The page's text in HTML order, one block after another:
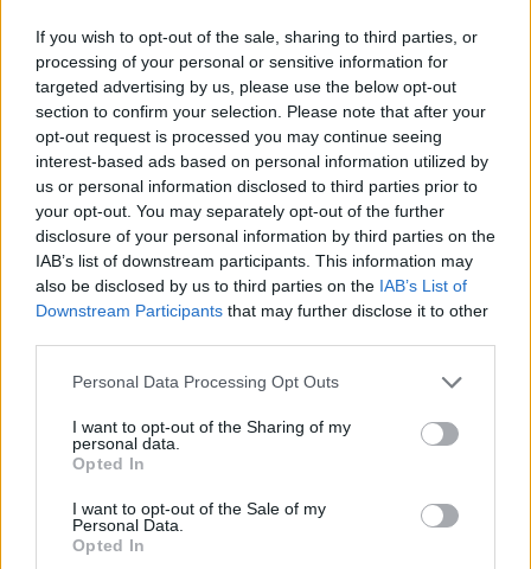
If you wish to opt-out of the sale, sharing to third parties, or
processing of your personal or sensitive information for
targeted advertising by us, please use the below opt-out
section to confirm your selection. Please note that after your
opt-out request is processed you may continue seeing
interest-based ads based on personal information utilized by
us or personal information disclosed to third parties prior to
your opt-out. You may separately opt-out of the further
disclosure of your personal information by third parties on the
IAB’s list of downstream participants. This information may
also be disclosed by us to third parties on the IAB’s List of
Downstream Participants that may further disclose it to other
Personal Data Processing Opt Outs
I want to opt-out of the Sharing of my
personal data.
Opted In
I want to opt-out of the Sale of my
Personal Data.
Opted In
Foto di Roberto Gernetti
Le piante secolari di via Ferrari
Tra i luoghi segnalati compaiono infine
anche le piante secolari di via Ferrari,